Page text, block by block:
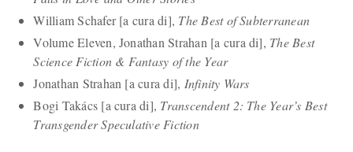
William Schafer [a cura di], The Best of Subterranean
Volume Eleven, Jonathan Strahan [a cura di], The Best
Science Fiction & Fantasy of the Year
Jonathan Strahan [a cura di], Infinity Wars
Bogi Takács [a cura di], Transcendent 2: The Year’s Best
Transgender Speculative Fiction